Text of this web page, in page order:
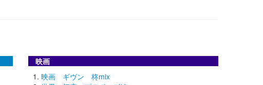
映画
映画 ギヴン 柊mix